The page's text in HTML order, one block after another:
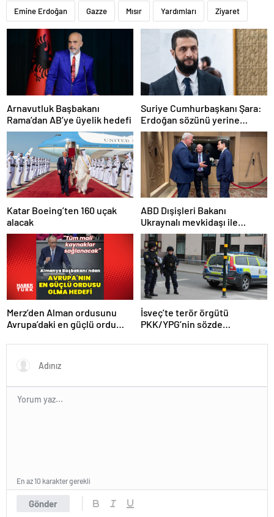
Emine Erdoğan Gazze Mısır Yardımları Ziyaret
Arnavutluk Başbakanı
Rama’dan AB’ye üyelik hedefi
Suriye Cumhurbaşkanı Şara:
Erdoğan sözünü yerine
getirdi. Trump’a da çok
teşekkür ederim
Katar Boeing’ten 160 uçak
alacak
ABD Dışişleri Bakanı
Ukraynalı mevkidaşı ile
görüştü
Merz’den Alman ordusunu
Avrupa’daki en güçlü ordu
İsveç’te terör örgütü
PKK/YPG’nin sözde
Gönder
En az 10 karakter gerekli